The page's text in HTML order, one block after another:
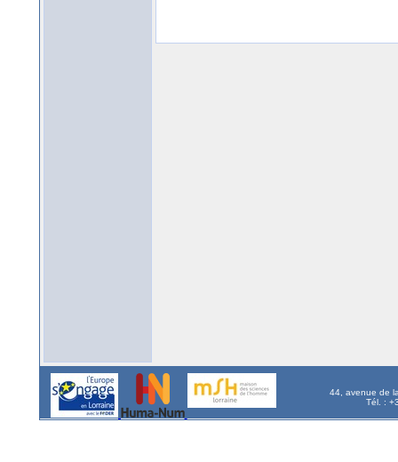
44, avenue de
Tél. :